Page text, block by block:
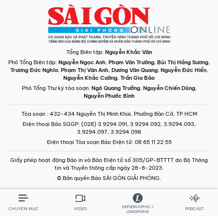
Tổng Biên tập: Nguyễn Khắc Văn
Phó Tổng Biên tập: Nguyễn Ngọc Anh, Phạm Văn Trường, Bùi Thị Hồng Sương,
Trương Đức Nghĩa, Phạm Thị Vân Anh, Dương Văn Quang, Nguyễn Đức Hiển,
Nguyễn Khắc Cường, Trần Gia Bảo
Phó Tổng Thư ký tòa soạn: Ngô Quang Trưởng, Nguyễn Chiến Dũng,
Nguyễn Phước Bình
Tòa soạn : 432-434 Nguyễn Thị Minh Khai, Phường Bàn Cờ, TP.HCM
Điện thoại Báo SGGP: (028) 3.9294.091, 3.9294.092, 3.9294.093,
3.9294.097, 3.9294.098
Điện thoại Tòa soạn Báo Điện tử: 08 65 11 22 55
Giấy phép hoạt động Báo in và Báo Điện tử số 305/GP-BTTTT do Bộ Thông
tin và Truyền thông cấp ngày 28-8-2023.
© Bản quyền Báo SÀI GÒN GIẢI PHÓNG.
CHUYÊN MỤC VIDEO
INFOGRAPHIC /
LONGFORM
PODCAST